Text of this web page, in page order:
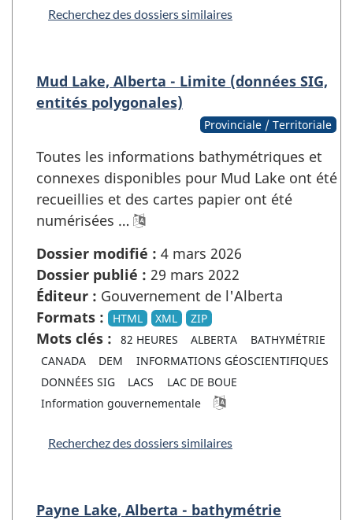
Recherchez des dossiers similaires
Mud Lake, Alberta - Limite (données SIG,
entités polygonales)
Provinciale / Territoriale
Toutes les informations bathymétriques et
connexes disponibles pour Mud Lake ont été
recueillies et des cartes papier ont été
numérisées …
Dossier modifié : 4 mars 2026
Dossier publié : 29 mars 2022
Éditeur : Gouvernement de l'Alberta
Formats :
HTML XML ZIP
Mots clés : 82 HEURES ALBERTA
BATHYMÉTRIE
CANADA
DEM
INFORMATIONS GÉOSCIENTIFIQUES
DONNÉES SIG
LACS
LAC DE BOUE
Information gouvernementale
Recherchez des dossiers similaires
Payne Lake, Alberta - bathymétrie